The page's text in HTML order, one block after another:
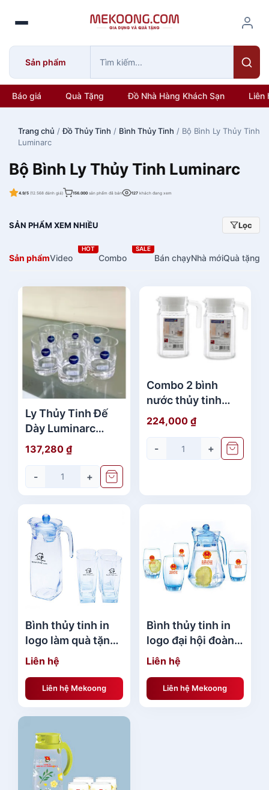
o
Sản phẩm
Báo giá Quà Tặng Đồ Nhà Hàng Khách Sạn Liên
Trang chủ /Đồ Thủy Tinh / Bình Thủy Tinh / Bộ Bình Ly Thủy Tinh
Luminarc
Bộ Bình Ly Thủy Tinh Luminarc
4.9/5 (12.568 đánh giá) 156.000 sản phẩm đã bán 127 khách đang xem
SẢN PHẨM XEM NHIỀU Lọc
Sản phẩmVideo
HOT
Combo
SALE
Bán chạyNhà mớiQuà tặng
Ly Thủy Tinh Đế
Dày Luminarc
250ml
137,280 ₫
- +
Combo 2 bình
nước thủy tinh
Luminarc Quadro
0.5L
224,000 ₫
- +
Bình thủy tinh in
logo làm quà tặng
đẹp BTTMK9
Liên hệ
Liên hệ Mekoong
Bình thủy tinh in
logo đại hội đoàn
giá rẻ BTTMK3
Liên hệ
Liên hệ Mekoong